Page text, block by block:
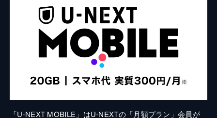
「U-NEXT MOBILE」はU-NEXTの「月額プラン」会員が